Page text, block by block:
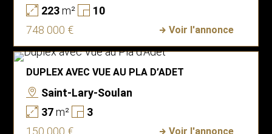
223m²
10
748 000 €
Voir l'annonce
DUPLEX AVEC VUE AU PLA D’ADET
Saint-Lary-Soulan
37m²
3
150 000 €
Voir l'annonce